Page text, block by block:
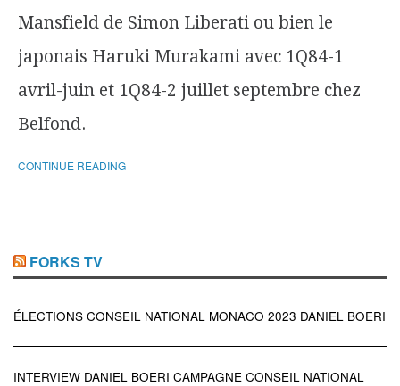
Mansfield de Simon Liberati ou bien le
japonais Haruki Murakami avec 1Q84-1
avril-juin et 1Q84-2 juillet septembre chez
Belfond.
CONTINUE READING
FORKS TV
ÉLECTIONS CONSEIL NATIONAL MONACO 2023 DANIEL BOERI
INTERVIEW DANIEL BOERI CAMPAGNE CONSEIL NATIONAL